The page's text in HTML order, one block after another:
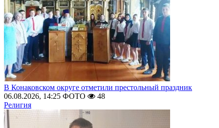
В Конаковском округе отметили престольный праздник
06.08.2026, 14:25 ФОТО
48
Религия